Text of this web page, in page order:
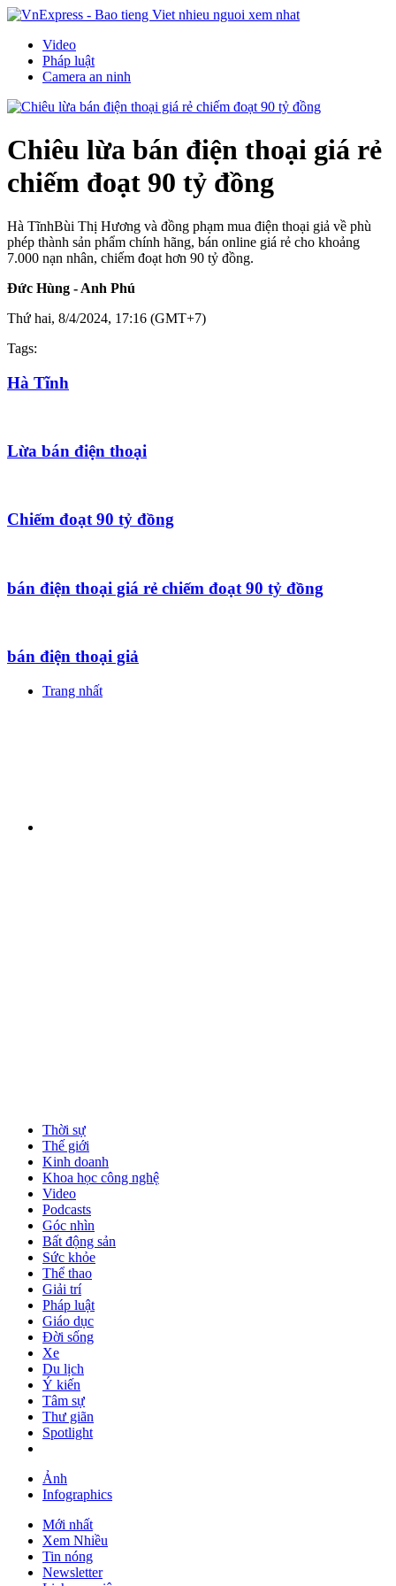
Video
Pháp luật
Camera an ninh
Chiêu lừa bán điện thoại giá rẻ
chiếm đoạt 90 tỷ đồng
Hà TĩnhBùi Thị Hương và đồng phạm mua điện thoại giả về phù
phép thành sản phẩm chính hãng, bán online giá rẻ cho khoảng
7.000 nạn nhân, chiếm đoạt hơn 90 tỷ đồng.
Đức Hùng - Anh Phú
Thứ hai, 8/4/2024, 17:16 (GMT+7)
Tags:
Hà Tĩnh
Lừa bán điện thoại
Chiếm đoạt 90 tỷ đồng
bán điện thoại giá rẻ chiếm đoạt 90 tỷ đồng
bán điện thoại giả
Trang nhất
Thời sự
Thế giới
Kinh doanh
Khoa học công nghệ
Video
Podcasts
Góc nhìn
Bất động sản
Sức khỏe
Thể thao
Giải trí
Pháp luật
Giáo dục
Đời sống
Xe
Du lịch
Ý kiến
Tâm sự
Thư giãn
Spotlight
Ảnh
Infographics
Mới nhất
Xem Nhiều
Tin nóng
Newsletter